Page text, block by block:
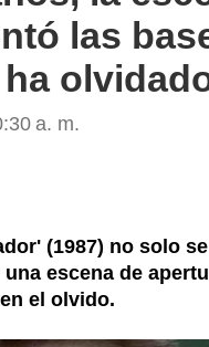
las
a. m.
(1987) no solo
escena de
el olvido.